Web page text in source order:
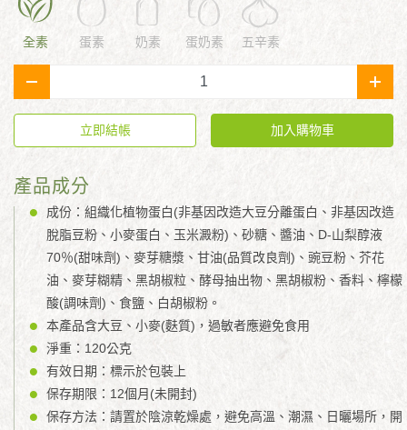
全素 蛋素 奶素 蛋奶素 五辛素
- +
立即結帳 加入購物車
產品成分
成份：組織化植物蛋白(非基因改造大豆分離蛋白、非基因改造
脫脂豆粉、小麥蛋白、玉米澱粉)、砂糖、醬油、D-山梨醇液
70％(甜味劑)、麥芽糖漿、甘油(品質改良劑)、豌豆粉、芥花
油、麥芽糊精、黑胡椒粒、酵母抽出物、黑胡椒粉、香料、檸檬
酸(調味劑)、食鹽、白胡椒粉。
本產品含大豆、小麥(麩質)，過敏者應避免食用
淨重：120公克
有效日期：標示於包裝上
保存期限：12個月(未開封)
保存方法：請置於陰涼乾燥處，避免高溫、潮濕、日曬場所，開